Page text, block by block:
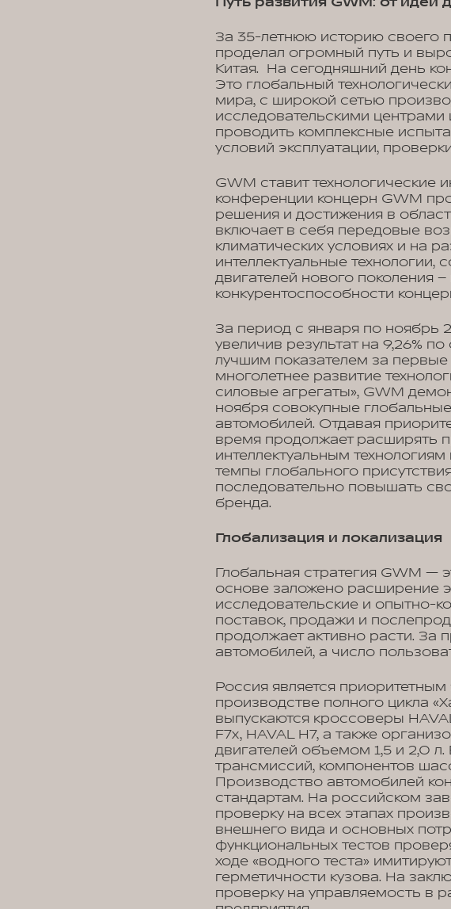
За 35-летнюю историю своего
проделал огромный путь и
Китая. На сегодняшний день
Это глобальный
мира, с широкой сетью
исследовательскими
проводить комплексные
условий эксплуатации,
GWM ставит технологические
конференции концерн GWM
решения и достижения в
включает в себя передовые
климатических условиях и на
интеллектуальные
двигателей нового поколения
конкурентоспособности
За период с января по ноябрь
увеличив результат на 9,26%
лучшим показателем за
многолетнее развитие
силовые агрегаты», GWM
ноября совокупные
автомобилей. Отдавая
время продолжает расширять
интеллектуальным
темпы глобального
последовательно повышать
бренда.
Глобализация и локализация
Глобальная стратегия GWM —
основе заложено расширение
исследовательские и опытно-
поставок, продажи и
продолжает активно расти. За
автомобилей, а число
Россия является
производстве полного цикла
выпускаются кроссоверы
F7x, HAVAL H7, а также
двигателей объемом 1,5 и 2,0
трансмиссий, компонентов
Производство автомобилей
стандартам. На российском
проверку на всех этапах
внешнего вида и основных
функциональных тестов
ходе «водного теста»
герметичности кузова. На
проверку на управляемость в